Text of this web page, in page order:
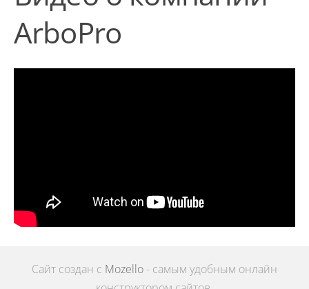
ArboPro
Сайт создан с Mozello - самым удобным онлайн